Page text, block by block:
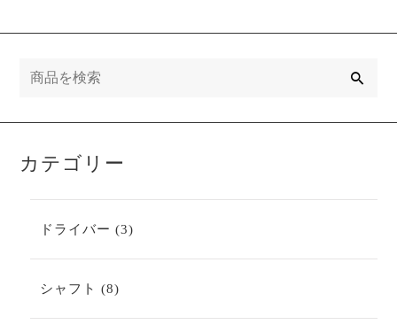
カテゴリー
ドライバー 33
の
シャフト 88
の